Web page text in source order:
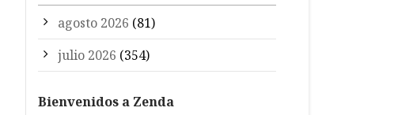
agosto 2026 (81)
julio 2026 (354)
Bienvenidos a Zenda